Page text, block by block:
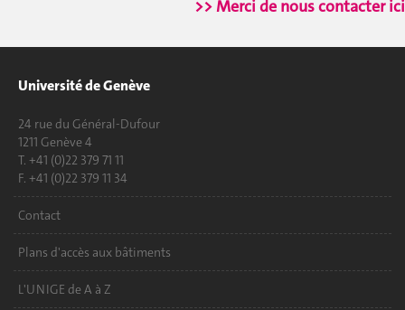
>> Merci de nous contacter ici
Université de Genève
24 rue du Général-Dufour
1211 Genève 4
T. +41 (0)22 379 71 11
F. +41 (0)22 379 11 34
Contact
Plans d'accès aux bâtiments
L'UNIGE de A à Z